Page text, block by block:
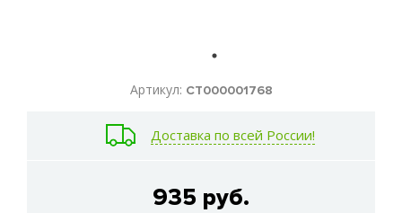
Артикул: СТ000001768
Доставка по всей России!
935 руб.